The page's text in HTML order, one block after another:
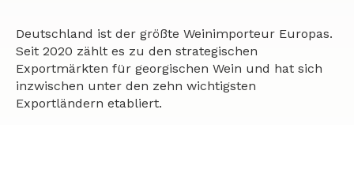
Deutschland ist der größte Weinimporteur Europas.
Seit 2020 zählt es zu den strategischen
Exportmärkten für georgischen Wein und hat sich
inzwischen unter den zehn wichtigsten
Exportländern etabliert.